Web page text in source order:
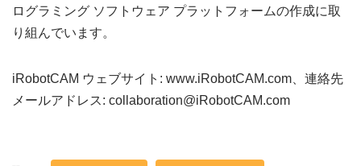
ログラミング ソフトウェア プラットフォームの作成に取
り組んでいます。
iRobotCAM ウェブサイト: www.iRobotCAM.com、連絡先
メールアドレス: collaboration@iRobotCAM.com